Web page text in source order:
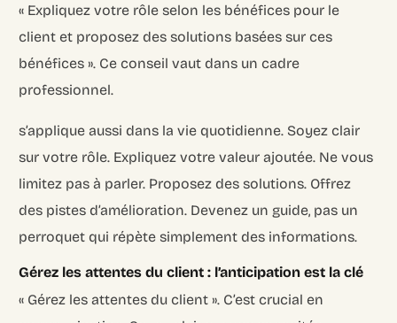
« Expliquez votre rôle selon les bénéfices pour le
client et proposez des solutions basées sur ces
bénéfices ». Ce conseil vaut dans un cadre
professionnel.
s’applique aussi dans la vie quotidienne. Soyez clair
sur votre rôle. Expliquez votre valeur ajoutée. Ne vous
limitez pas à parler. Proposez des solutions. Offrez
des pistes d’amélioration. Devenez un guide, pas un
perroquet qui répète simplement des informations.
Gérez les attentes du client : l’anticipation est la clé
« Gérez les attentes du client ». C’est crucial en